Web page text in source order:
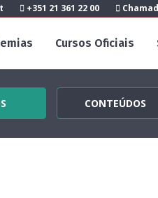
+351 21 361 22 00
Cursos Oficiais
CONTEÚDOS